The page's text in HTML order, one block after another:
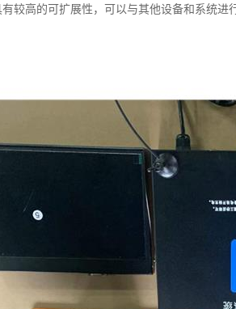
较高的可扩展性，可以与其他设备和系统进